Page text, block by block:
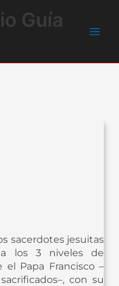
Guía
jesuitas
a los 3 niveles de
Papa Francisco –
con su